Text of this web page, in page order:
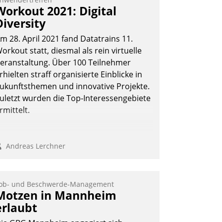
2021: Digital
28. April 2021 fand Datatrains 11.
statt, diesmal als rein virtuelle
Über 100 Teilnehmer
straff organisierte Einblicke in
und innovative Projekte.
wurden die Top-Interessengebiete
Andreas Lerchner
und Beschwerde-Management
in Mannheim